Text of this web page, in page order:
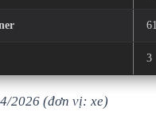
61
3
2026 (đơn vị: xe)